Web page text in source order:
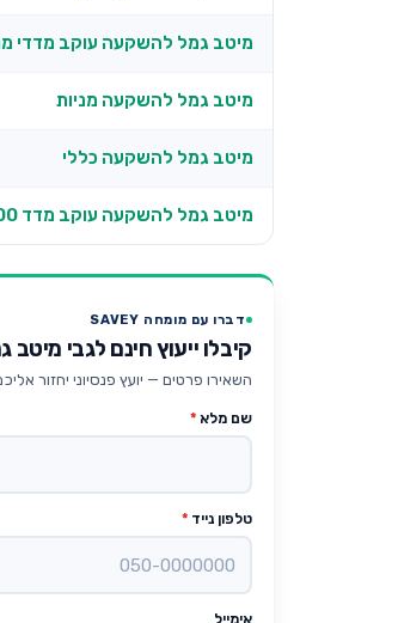
מיטב גמל להשקעה עוקב מדדי
מיטב גמל להשקעה מניות
מיטב גמל להשקעה כללי
מיטב גמל להשקעה עוקב מדד S&P 500
דברו עם מומחה SAVEY
קיבלו ייעוץ חינם לגבי
השאירו פרטים — יועץ פנסיוני יחזור אליכם תוך
שם מלא *
טלפון נייד *
אימייל